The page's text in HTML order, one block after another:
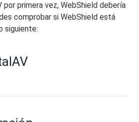
por primera vez, WebShield debería
comprobar si WebShield está
siguiente: